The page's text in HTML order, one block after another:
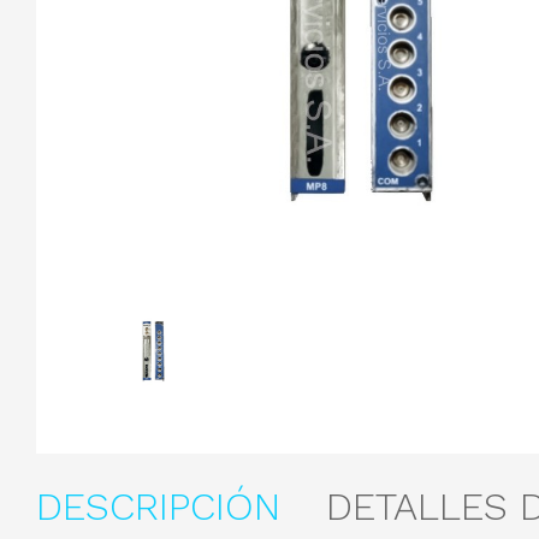
DESCRIPCIÓN DETALLES